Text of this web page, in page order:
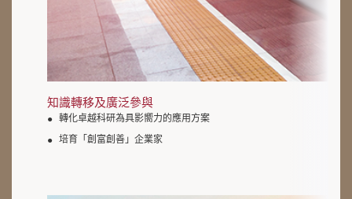
知識轉移及廣泛參與
轉化卓越科研為具影嚮力的應用方案
培育「創富創善」企業家